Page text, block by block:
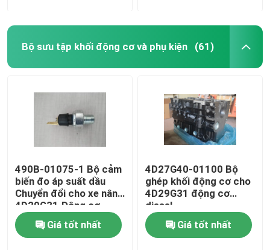
Bộ sưu tập khối động cơ và phụ kiện (61)
490B-01075-1 Bộ cảm
biến đo áp suất dầu
Chuyển đổi cho xe nâng
4D29G31 Động cơ
diesel
Giá tốt nhất
4D27G40-01100 Bộ
ghép khối động cơ cho
4D29G31 động cơ
diesel
Giá tốt nhất